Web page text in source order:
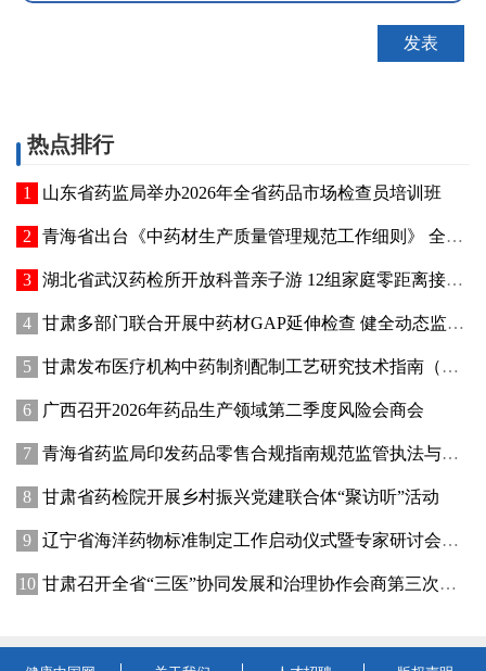
热点排行
山东省药监局举办2026年全省药品市场检查员培训班
青海省出台《中药材生产质量管理规范工作细则》 全面强化中药材质量源头管控
湖北省武汉药检所开放科普亲子游 12组家庭零距离接触药品检验
甘肃多部门联合开展中药材GAP延伸检查 健全动态监管机制
甘肃发布医疗机构中药制剂配制工艺研究技术指南（试行）
广西召开2026年药品生产领域第二季度风险会商会
青海省药监局印发药品零售合规指南规范监管执法与企业经营行为
甘肃省药检院开展乡村振兴党建联合体“聚访听”活动
辽宁省海洋药物标准制定工作启动仪式暨专家研讨会在大连成功举办
甘肃召开全省“三医”协同发展和治理协作会商第三次会议